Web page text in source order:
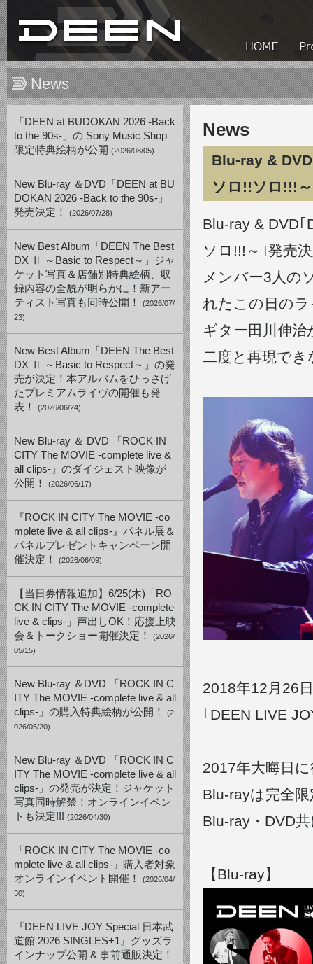
News
「DEEN at BUDOKAN 2026 -Back
to the 90s-」の Sony Music Shop
限定特典絵柄が公開 (2026/08/05)
New Blu-ray ＆DVD「DEEN at BU
DOKAN 2026 -Back to the 90s-」
発売決定！
(2026/07/28)
New Best Album「DEEN The Best
DX Ⅱ ～Basic to Respect～」ジャ
ケット写真＆店舗別特典絵柄、収
録内容の全貌が明らかに！新アー
ティスト写真も同時公開！
(2026/07/
23)
New Best Album「DEEN The Best
DX Ⅱ ～Basic to Respect～」の発
売が決定！本アルバムをひっさげ
たプレミアムライヴの開催も発
表！
(2026/06/24)
New Blu-ray ＆ DVD 「ROCK IN
CITY The MOVIE -complete live &
all clips-」のダイジェスト映像が
公開！
(2026/06/17)
『ROCK IN CITY The MOVIE -co
mplete live & all clips-』パネル展＆
パネルプレゼントキャンペーン開
催決定！
(2026/06/09)
【当日券情報追加】6/25(木)「RO
CK IN CITY The MOVIE -complete
live & clips-」声出しOK！応援上映
会＆トークショー開催決定！
(2026/
05/15)
New Blu-ray ＆DVD 「ROCK IN C
ITY The MOVIE -complete live & all
clips-」の購入特典絵柄が公開！
(2
026/05/20)
New Blu-ray ＆DVD 「ROCK IN C
ITY The MOVIE -complete live & all
clips-」の発売が決定！ジャケット
写真同時解禁！オンラインイベン
トも決定!!! (2026/04/30)
「ROCK IN CITY The MOVIE -co
mplete live & all clips-」購入者対象
オンラインイベント開催！
(2026/04/
30)
『DEEN LIVE JOY Special 日本武
道館 2026 SINGLES+1』グッズラ
インナップ公開 & 事前通販決定！
News
Blu-ray &
ソロ!!ソロ!!!
Blu-ray & DVD｢
ソロ!!!～｣発売
メンバー3人の
れたこの日の
ギター田川伸
二度と再現で
​2018年12月26
｢DEEN LIVE
2017年大晦日
Blu-rayは完全
Blu-ray・DVD
【Blu-ray】